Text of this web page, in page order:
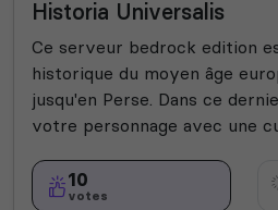
Historia Universalis
Ce serveur bedrock edition
historique du moyen âge
jusqu'en Perse. Dans ce
votre personnage avec une
10
votes